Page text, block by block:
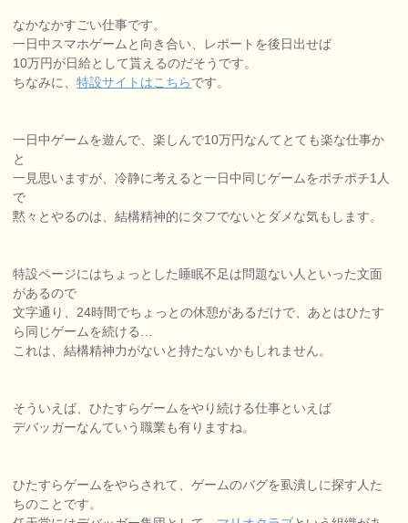
なかなかすごい仕事です。
一日中スマホゲームと向き合い、レポートを後日出せば
10万円が日給として貰えるのだそうです。
ちなみに、特設サイトはこちらです。
一日中ゲームを遊んで、楽しんで10万円なんてとても楽な仕事か
と
一見思いますが、冷静に考えると一日中同じゲームをポチポチ1人
で
黙々とやるのは、結構精神的にタフでないとダメな気もします。
特設ページにはちょっとした睡眠不足は問題ない人といった文面
があるので
文字通り、24時間でちょっとの休憩があるだけで、あとはひたす
ら同じゲームを続ける…
これは、結構精神力がないと持たないかもしれません。
そういえば、ひたすらゲームをやり続ける仕事といえば
デバッガーなんていう職業も有りますね。
ひたすらゲームをやらされて、ゲームのバグを虱潰しに探す人た
ちのことです。